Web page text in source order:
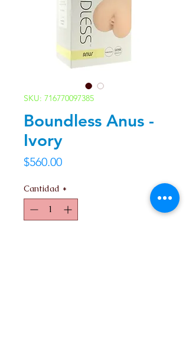
SKU: 716770097385
Boundless Anus -
Ivory
$560.00Precio
Cantidad *